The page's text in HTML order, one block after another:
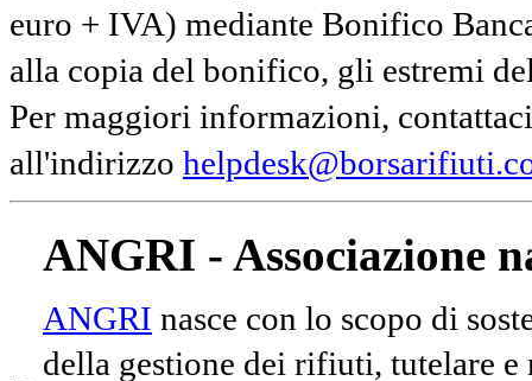
euro + IVA) mediante Bonifico
alla copia del bonifico, gli estremi
Per maggiori informazioni,
all'indirizzo
ANGRI - Associazione
ANGRI nasce con lo scopo di
della gestione dei rifiuti, tutelare e